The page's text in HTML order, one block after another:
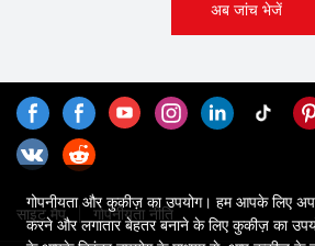
अब जांच भेजें
साइट मैप गोपनीयता नीति
गोपनीयता और कुकीज़ का उपयोग। हम आपके लिए
करने और लगातार बेहतर बनाने के लिए कुकीज़ का